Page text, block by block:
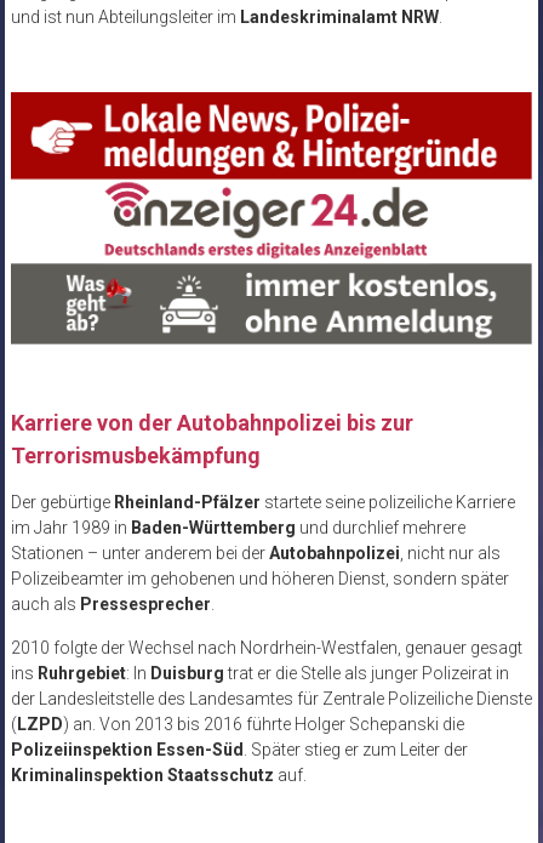
und ist nun Abteilungsleiter im Landeskriminalamt NRW.
Karriere von der Autobahnpolizei bis zur
Terrorismusbekämpfung
Der gebürtige Rheinland-Pfälzer startete seine polizeiliche Karriere
im Jahr 1989 in Baden-Württemberg und durchlief mehrere
Stationen – unter anderem bei derAutobahnpolizei, nicht nur als
Polizeibeamter im gehobenen und höheren Dienst, sondern später
auch als Pressesprecher.
2010 folgte der Wechsel nach Nordrhein-Westfalen, genauer gesagt
ins Ruhrgebiet: In Duisburgtrat er die Stelle als junger Polizeirat in
der Landesleitstelle des Landesamtes für Zentrale Polizeiliche Dienste
( LZPD) an. Von 2013 bis 2016 führte Holger Schepanski die
Polizeiinspektion Essen-Süd. Später stieg er zum Leiter der
Kriminalinspektion Staatsschutz auf.